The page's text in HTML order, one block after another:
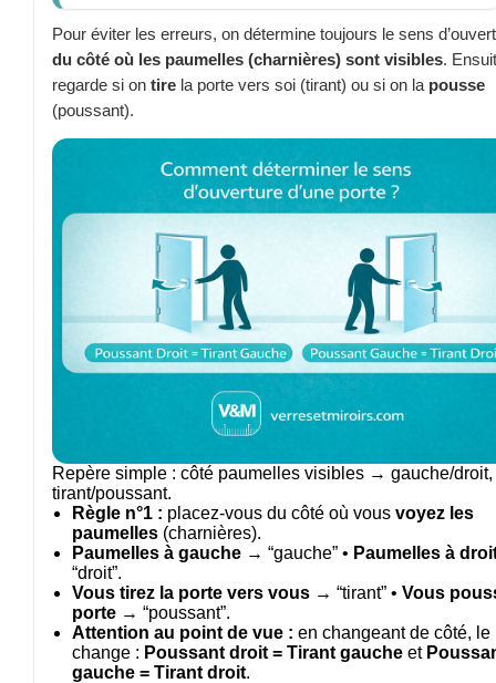
Pour éviter les erreurs, on détermine toujours le sens
du côté où les paumelles (charnières) sont visibles.
regarde si on tire la porte vers soi (tirant) ou si on la pousse
(poussant).
Repère simple : côté paumelles visibles → gauche/
tirant/poussant.
Règle n°1 : placez-vous du côté où vous voyez les
paumelles (charnières).
Paumelles à gauche → “gauche” • Paumelles à
“droit”.
Vous tirez la porte vers vous → “tirant” • Vous
porte → “poussant”.
Attention au point de vue : en changeant de côté, le
change : Poussant droit = Tirant gauche et
gauche = Tirant droit.